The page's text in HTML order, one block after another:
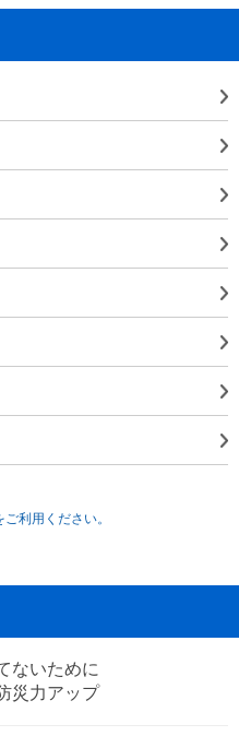
利用ください。
ないために
災力アップ